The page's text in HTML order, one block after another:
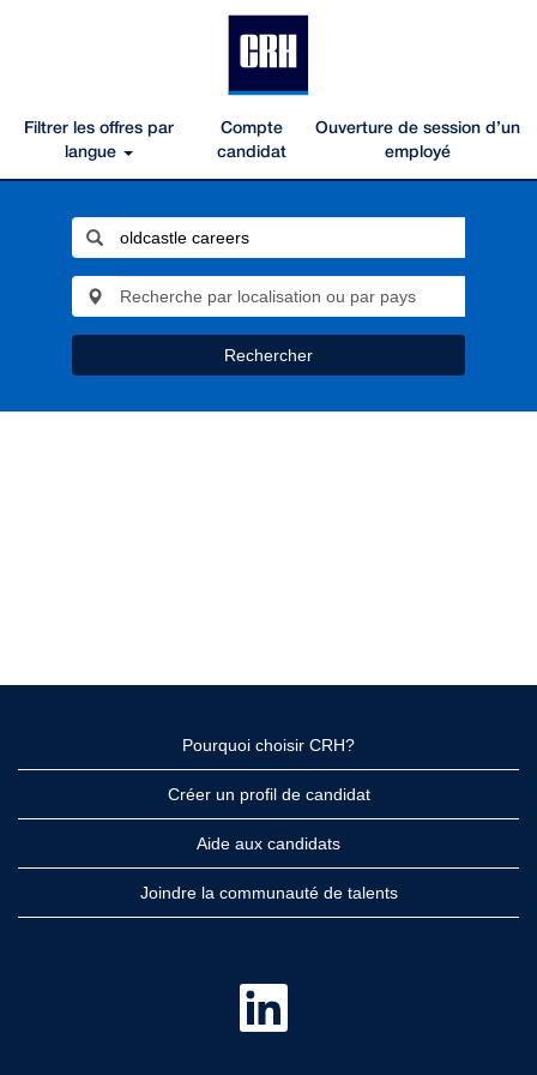
Filtrer les offres par
langue
Compte
candidat
Ouverture de session d’un
employé
Rechercher
Pourquoi choisir CRH?
Créer un profil de candidat
Aide aux candidats
Joindre la communauté de talents
S
u